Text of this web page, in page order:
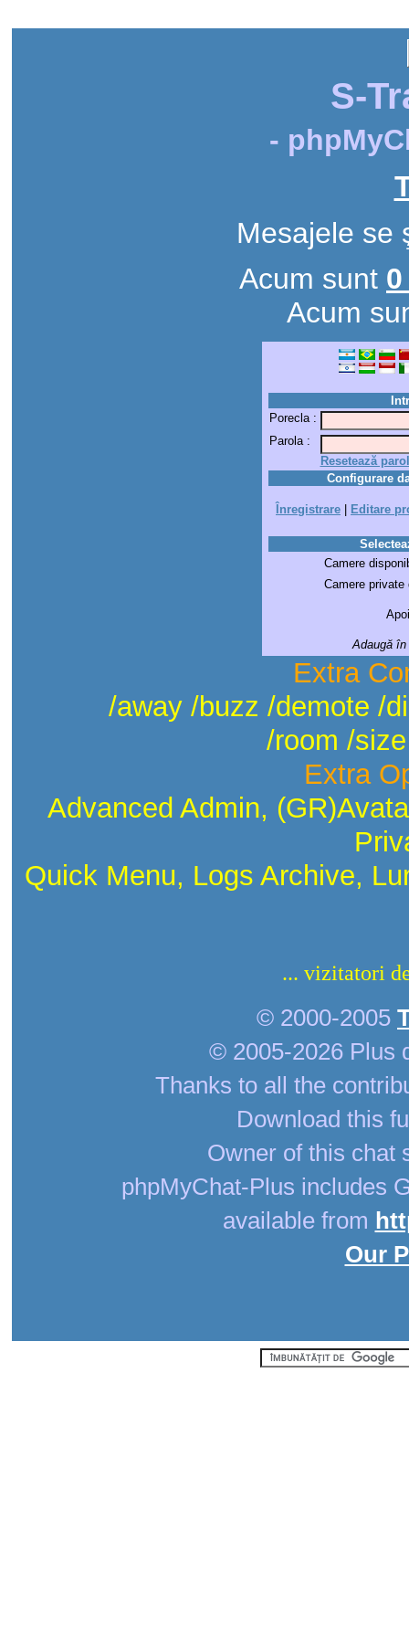
S-
-
Mesajele se
Acum sunt
Acum
Porecla :
Parola :
Resetează
Configurare
Înregistrare Editare
Camere
Camere private
Adaugă
Extra
/away /buzz /demote /
/room /
Extra
Advanced Admin,
Quick Menu, Logs Archive,
... vizitatori
© 2000-2005
© 2005-2026 Plus
Thanks to all the
Download this
Owner of this chat
phpMyChat-Plus includes
available from
Our